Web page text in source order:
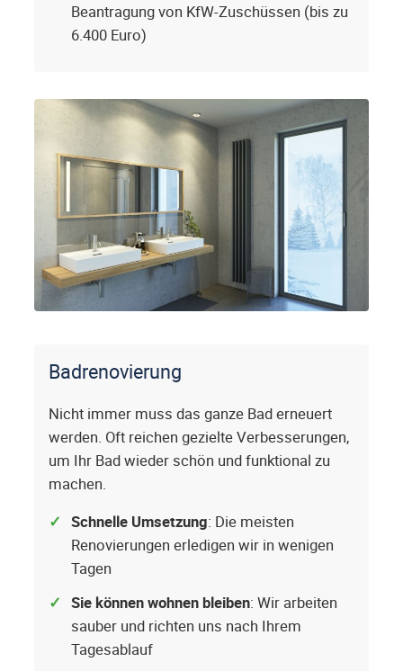
Beantragung von KfW-Zuschüssen (bis zu
6.400 Euro)
Badrenovierung
Nicht immer muss das ganze Bad erneuert
werden. Oft reichen gezielte Verbesserungen,
um Ihr Bad wieder schön und funktional zu
machen.
Schnelle Umsetzung: Die meisten
Renovierungen erledigen wir in wenigen
Tagen
Sie können wohnen bleiben: Wir arbeiten
sauber und richten uns nach Ihrem
Tagesablauf